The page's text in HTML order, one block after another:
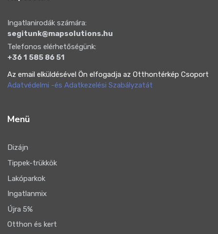
Ingatlanirodák számára:
segitunk@mapsolutions.hu
Telefonos elérhetőségünk:
+36 1 585 86 51
Az email elküldésével Ön elfogadja az Otthontérkép Csoport
Adatvédelmi -és Adatkezelési Szabályzatát
Menü
Dizájn
Tippek-trükkök
Lakóparkok
Ingatlanmix
Újra 5%
Otthon és kert